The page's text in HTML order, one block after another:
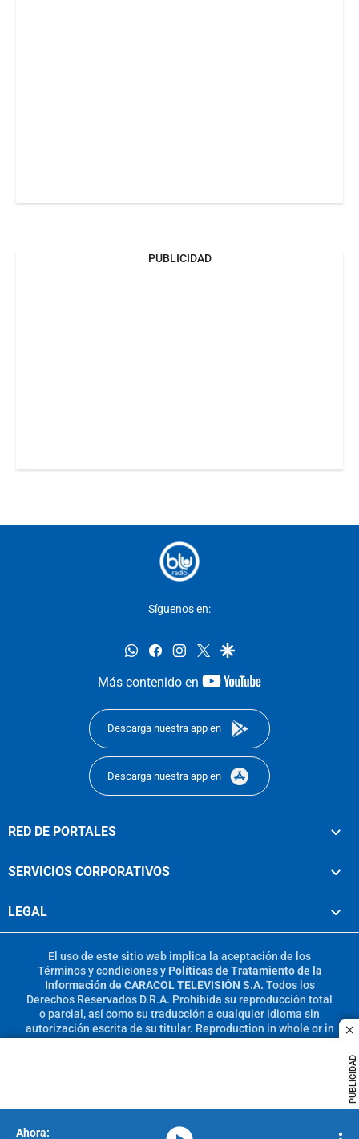
PUBLICIDAD
PUBLICIDAD
Síguenos en:
whatsappfacebookinstagram
twittergoogle
Más contenido en
youtube-
Descarga nuestra app en
Descarga nuestra app en
RED DE PORTALES
SERVICIOS CORPORATIVOS
LEGAL
El uso de este sitio web implica la aceptación de los
Términos y condicionesy Políticas de Tratamiento de la
Información de CARACOL TELEVISIÓN S.A. Todos los
Derechos Reservados D.R.A. Prohibida su reproducción total
o parcial, así como su traducción a cualquier idioma sin
autorización escrita de su titular. Reproduction in whole or in